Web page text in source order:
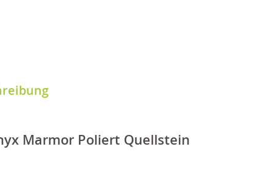
Marmor Poliert Quellstein